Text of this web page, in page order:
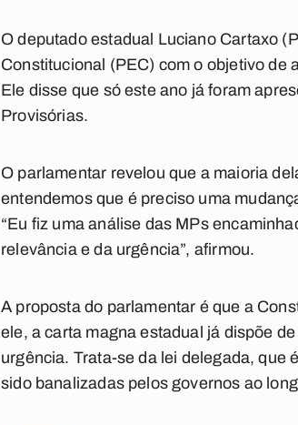
O deputado estadual Luciano Cartaxo
Constitucional (PEC) com o objetivo de
Ele disse que só este ano já foram
Provisórias.
O parlamentar revelou que a maioria
entendemos que é preciso uma
“Eu fiz uma análise das MPs
relevância e da urgência”, afirmou.
A proposta do parlamentar é que a
ele, a carta magna estadual já dispõe
urgência. Trata-se da lei delegada, que
sido banalizadas pelos governos ao